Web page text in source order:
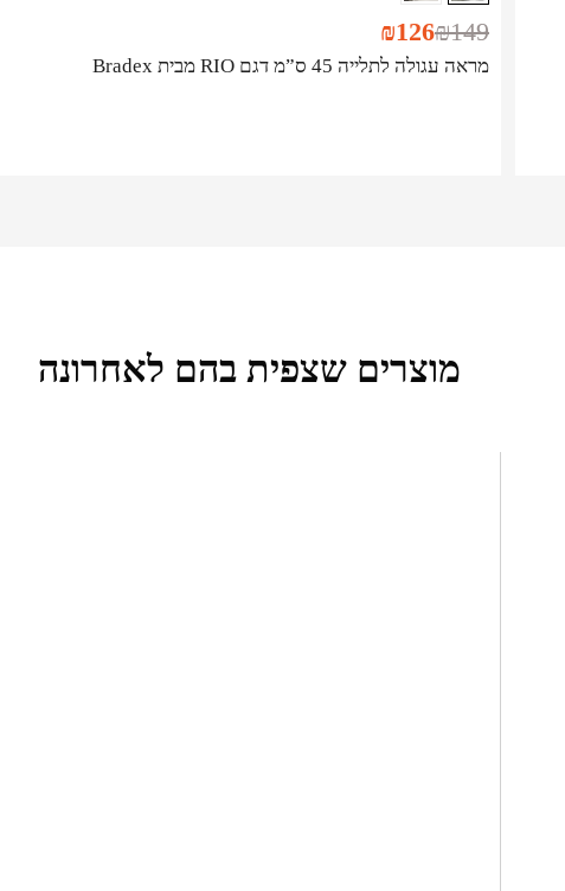
מראה עגולה לתלייה 45 ס”מ דגם RIO מבית Bradex
₪149
₪126
מוצרים שצפית בהם לאחרונה